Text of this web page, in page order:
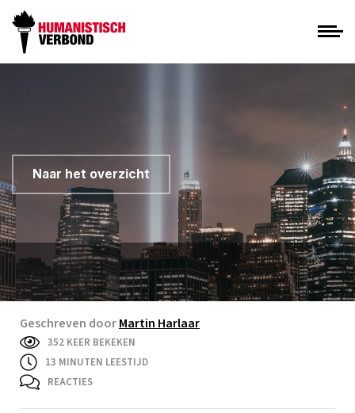
Naar het overzicht
Geschreven doorMartin Harlaar
352 KEER BEKEKEN
13 MINUTEN LEESTIJD
REACTIES